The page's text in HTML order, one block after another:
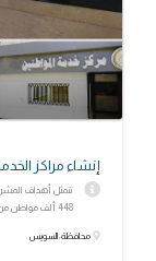
إنشاء مراكز
تتمثل أهداف
448 ألف مواطن من هذا المشروع وذلك بإنشاء عدد 3 مركز، بتكلفة 3،75...
محافظة: السويس